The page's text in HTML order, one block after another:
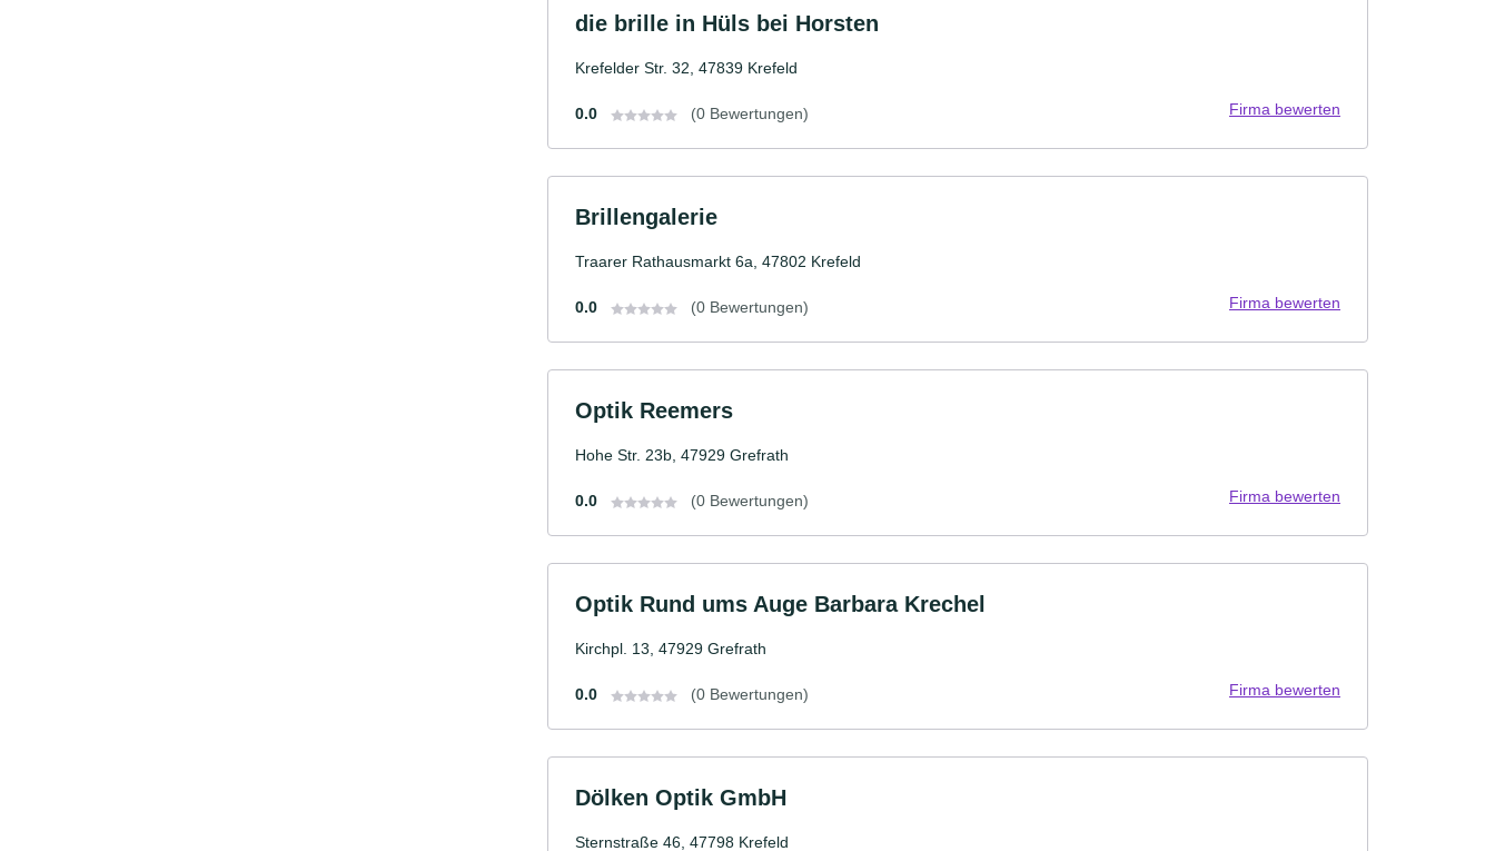
die brille in Hüls bei Horsten
Krefelder Str. 32, 47839 Krefeld
0.0 (0 Bewertungen) Firma bewerten
Brillengalerie
Traarer Rathausmarkt 6a, 47802 Krefeld
0.0 (0 Bewertungen) Firma bewerten
Optik Reemers
Hohe Str. 23b, 47929 Grefrath
0.0 (0 Bewertungen) Firma bewerten
Optik Rund ums Auge Barbara Krechel
Kirchpl. 13, 47929 Grefrath
0.0 (0 Bewertungen) Firma bewerten
Dölken Optik GmbH
Sternstraße 46, 47798 Krefeld